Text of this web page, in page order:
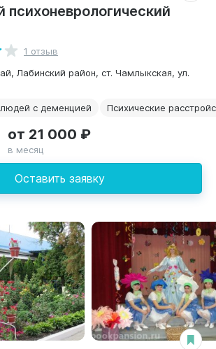
1 отзыв
Лабинский район, ст. Чамлыкская, ул.
с деменцией Психические
Оставить заявку
от 21 000 ₽
в месяц